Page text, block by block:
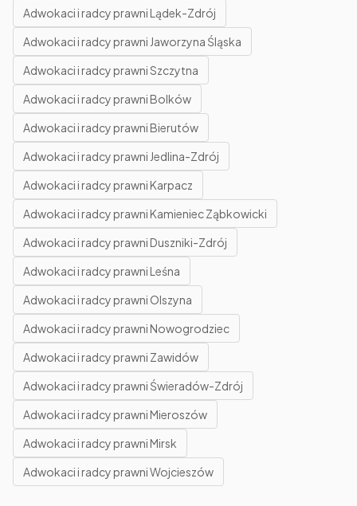
Adwokaci i radcy prawni Lądek-Zdrój
Adwokaci i radcy prawni Jaworzyna Śląska
Adwokaci i radcy prawni Szczytna
Adwokaci i radcy prawni Bolków
Adwokaci i radcy prawni Bierutów
Adwokaci i radcy prawni Jedlina-Zdrój
Adwokaci i radcy prawni Karpacz
Adwokaci i radcy prawni Kamieniec Ząbkowicki
Adwokaci i radcy prawni Duszniki-Zdrój
Adwokaci i radcy prawni Leśna
Adwokaci i radcy prawni Olszyna
Adwokaci i radcy prawni Nowogrodziec
Adwokaci i radcy prawni Zawidów
Adwokaci i radcy prawni Świeradów-Zdrój
Adwokaci i radcy prawni Mieroszów
Adwokaci i radcy prawni Mirsk
Adwokaci i radcy prawni Wojcieszów